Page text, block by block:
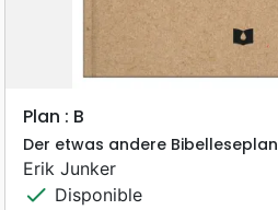
Plan : B
Der etwas andere Bibelleseplan
Erik Junker
check Disponible